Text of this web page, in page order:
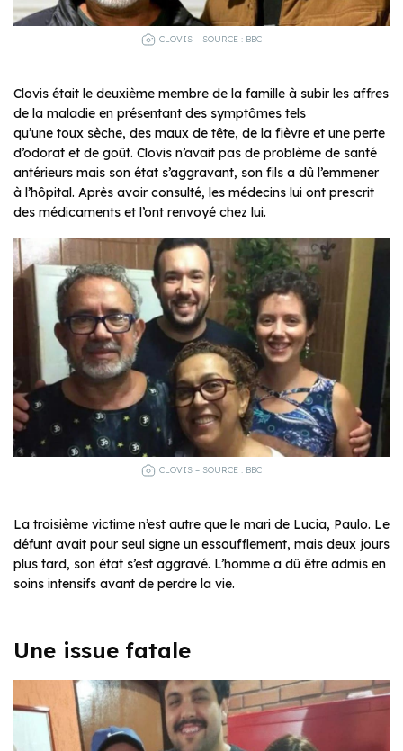
CLOVIS – SOURCE : BBC
Clovis était le deuxième membre de la famille à subir les affres
de la maladie en présentant des symptômes tels
qu’une toux sèche, des maux de tête, de la fièvre et une perte
d’odorat et de goût. Clovis n’avait pas de problème de santé
antérieurs mais son état s’aggravant, son fils a dû l’emmener
à l’hôpital. Après avoir consulté, les médecins lui ont prescrit
des médicaments et l’ont renvoyé chez lui.
CLOVIS – SOURCE : BBC
La troisième victime n’est autre que le mari de Lucia, Paulo. Le
défunt avait pour seul signe un essoufflement, mais deux jours
plus tard, son état s’est aggravé. L’homme a dû être admis en
soins intensifs avant de perdre la vie.
Une issue fatale